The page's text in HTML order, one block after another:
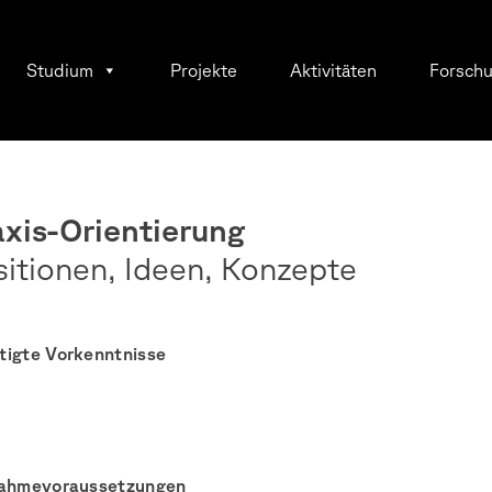
Studium Projekte Aktivitäten
Orientierung
Ideen, Konzepte
Vorkenntnisse